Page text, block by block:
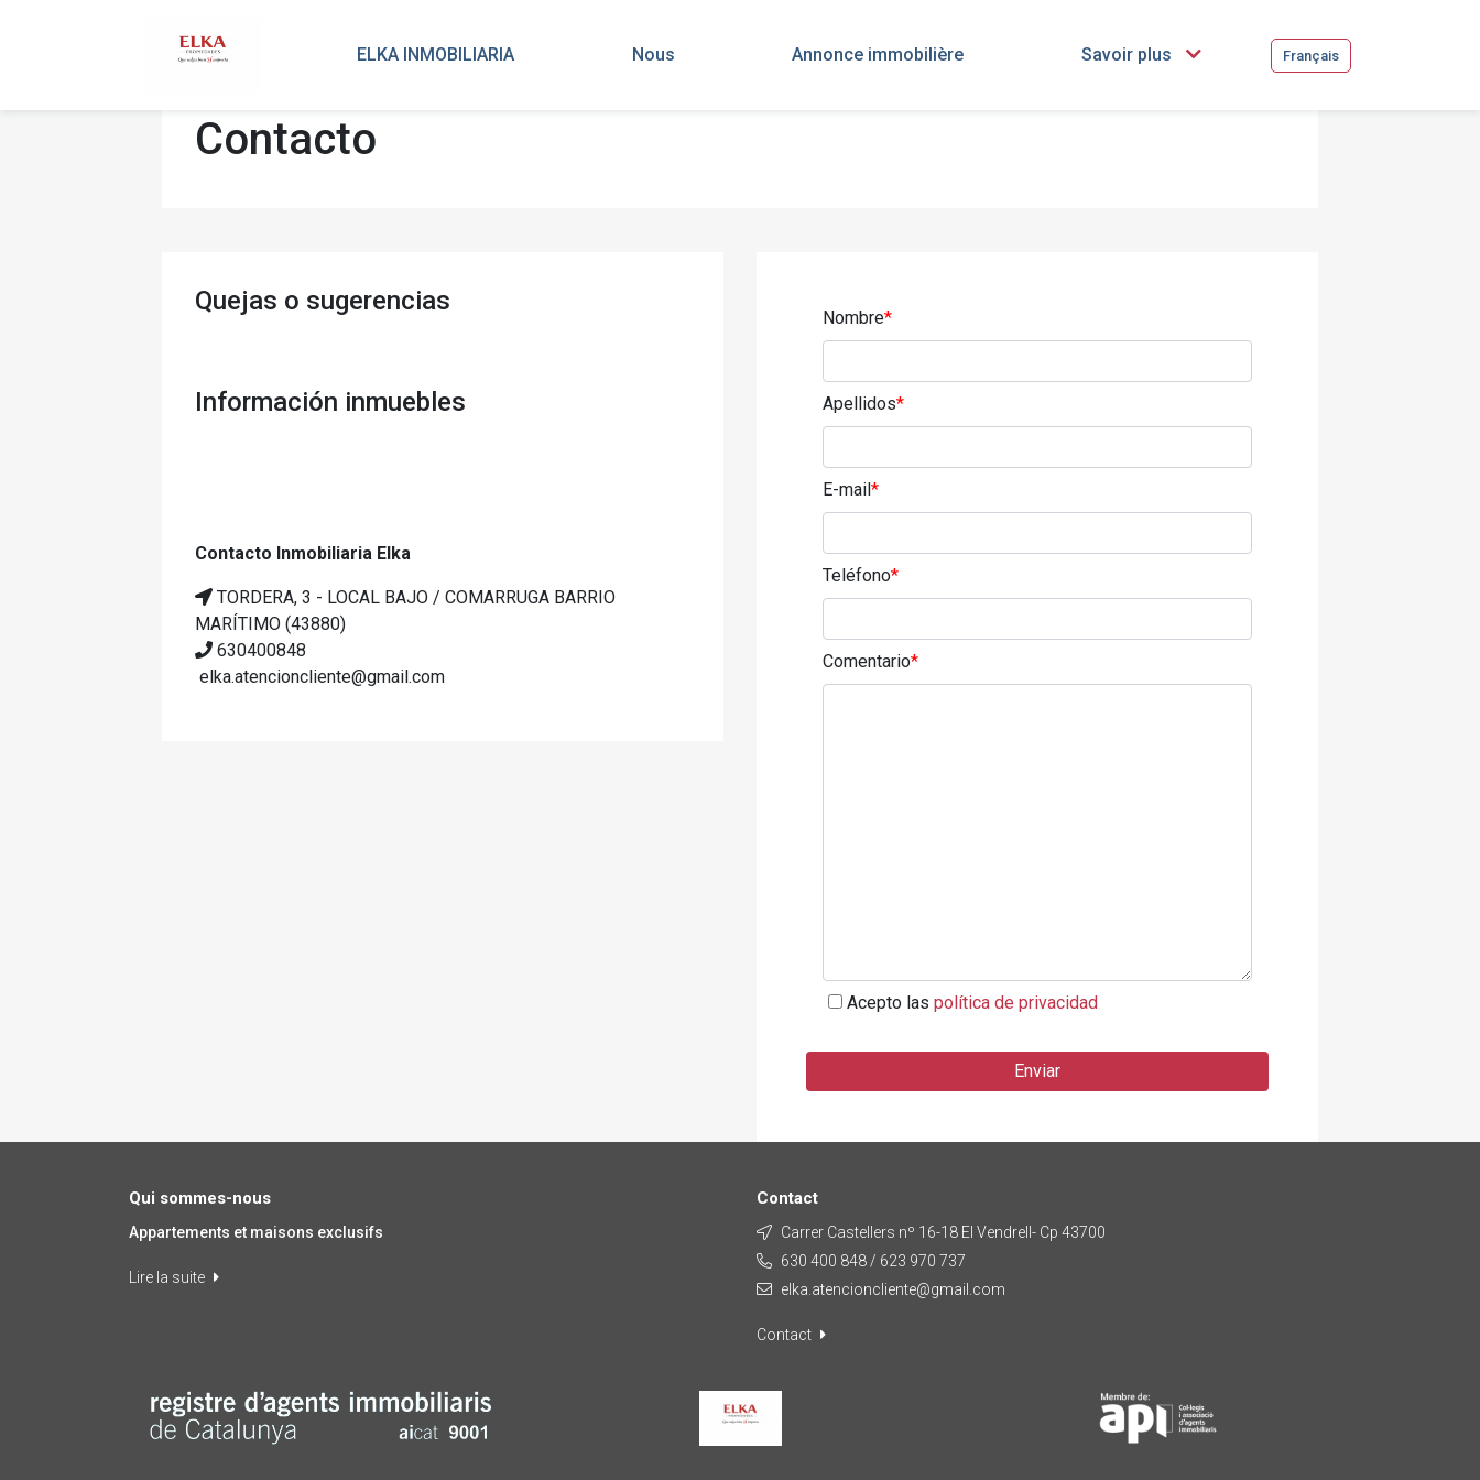
ELKA INMOBILIARIA Nous Annonce immobilière Savoir plus Français
Contacto
Quejas o sugerencias
Información inmuebles
Contacto Inmobiliaria Elka
TORDERA, 3 - LOCAL BAJO / COMARRUGA BARRIO
MARÍTIMO (43880)
630400848
elka.atencioncliente@gmail.com
Nombre*
Apellidos*
E-mail*
Teléfono*
Comentario*
Acepto las política de privacidad
Enviar
Qui sommes-nous
Appartements et maisons exclusifs
Lire la suite
Contact
Carrer Castellers nº 16-18 El Vendrell- Cp 43700
630 400 848 / 623 970 737
elka.atencioncliente@gmail.com
Contact